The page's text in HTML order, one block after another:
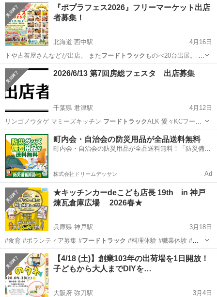
『ポプラフェス2026』フリーマーケット出店
者募集！
北海道 西中駅
4月16日
トや古着屋さんなどが出店。 また フードトラック ものべ20台出展。 3
日間で約3…
北海道 空知郡 フリーマーケット フードトラック
2026/6/13 第7回房総フェスタ 出店募集
千葉県 君津駅
4月12日
リンゴノウタゲ マミーズキッチン フードトラックALK 愛々KCフード
海の家一力…
千葉 君津市 君津駅 地域/お祭り 房総
町内会・自治会の防災用品が全品送料無料
町内会・自治会の防災用品が全品送料無料！「防災備蓄
株式会社ドリームデッサン Ad
★キッチンカーdeこども店長 19th in 神戸
煉瓦倉庫広場 2026春★
兵庫県 神戸駅
3月18日
#食育 #ボランティア募集 #フードトラック #料理体験 #職業体験 #
煉…
兵庫 神戸市 ワークショップ こども店長
【4/18 (土)】創業103年の出荷場を1日開放！
子どもから大人までDIYを…
大阪府 弥刀駅 3月4日